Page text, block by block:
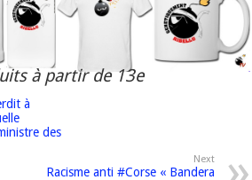
à partir de 13e
à
des
Next
Racisme anti #Corse « Bandera